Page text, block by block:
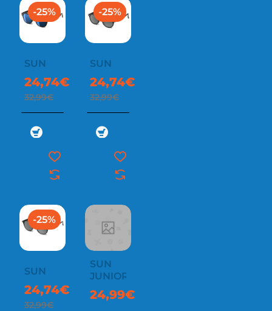
-25%
SUN
24,74€
32,99€
-25%
SUN
24,74€
32,99€
-25%
SUN
24,74€
32,99€
SUN
JUNIOR
24,99€